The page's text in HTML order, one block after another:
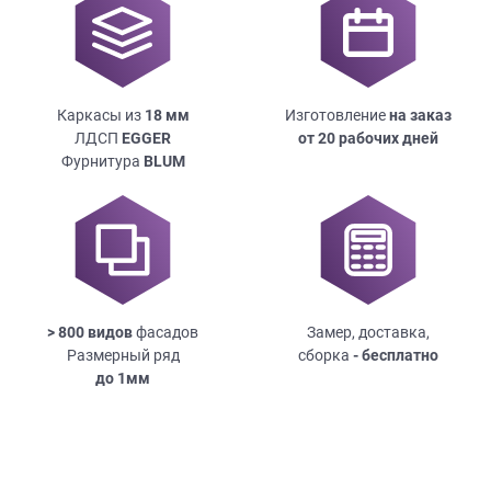
Каркасы из 18мм
ЛДСП EGGER
Фурнитура BLUM
Изготовлениена заказ
от 20 рабочих дней
> 800 видовфасадов
Размерный ряд
до 1мм
Замер, доставка,
сборка - бесплатно